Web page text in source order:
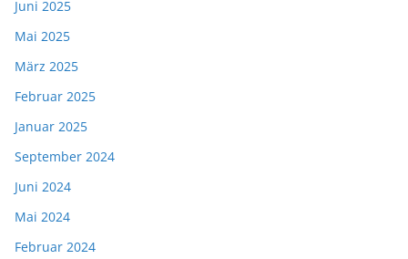
Juni 2025
Mai 2025
März 2025
Februar 2025
Januar 2025
September 2024
Juni 2024
Mai 2024
Februar 2024